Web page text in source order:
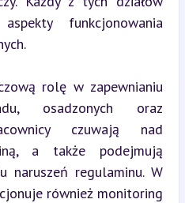
funkcjonowania
rolę w zapewnianiu
osadzonych oraz
czuwają nad
a także podejmują
naruszeń regulaminu. W
również monitoring